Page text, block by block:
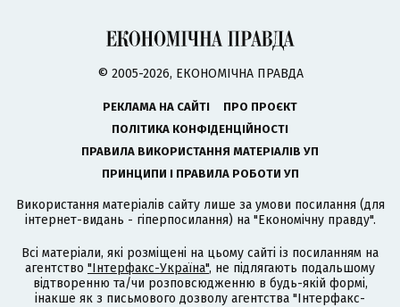
© 2005-2026, ЕКОНОМІЧНА ПРАВДА
РЕКЛАМА НА САЙТІ
ПРО ПРОЄКТ
ПОЛІТИКА КОНФІДЕНЦІЙНОСТІ
ПРАВИЛА ВИКОРИСТАННЯ МАТЕРІАЛІВ УП
ПРИНЦИПИ І ПРАВИЛА РОБОТИ УП
Використання матеріалів сайту лише за умови посилання (для
інтернет-видань - гіперпосилання) на "Економічну правду".
Всі матеріали, які розміщені на цьому сайті із посиланням на
агентство "Інтерфакс-Україна", не підлягають подальшому
відтворенню та/чи розповсюдженню в будь-якій формі,
інакше як з письмового дозволу агентства "Інтерфакс-